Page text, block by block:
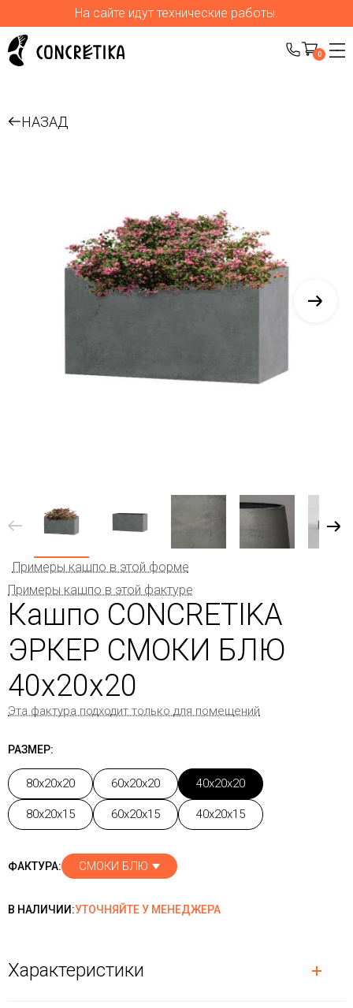
На сайте идут технические работы.
0
НАЗАД
Примеры кашпо в этой форме
Примеры кашпо в этой фактуре
Кашпо CONCRETIKA
ЭРКЕР СМОКИ БЛЮ
40x20x20
Эта фактура подходит только для помещений
РАЗМЕР:
80x20x20 60x20x20 40x20x20
80x20x15 60x20x15 40x20x15
ФАКТУРА: СМОКИ БЛЮ
В НАЛИЧИИ:УТОЧНЯЙТЕ У МЕНЕДЖЕРА
Характеристики